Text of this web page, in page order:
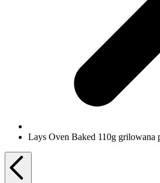
Lays Oven Baked 110g grilowana